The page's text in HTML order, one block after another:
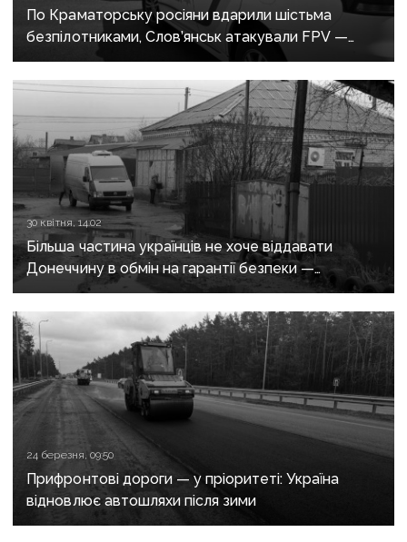
По Краматорську росіяни вдарили шістьма
безпілотниками, Слов’янськ атакували FPV —
росіяни не припиняють обстріли Донеччини
30 квітня, 14:02
Більша частина українців не хоче віддавати
Донеччину в обмін на гарантії безпеки —
опитування КМІС
24 березня, 09:50
Прифронтові дороги — у пріоритеті: Україна
відновлює автошляхи після зими